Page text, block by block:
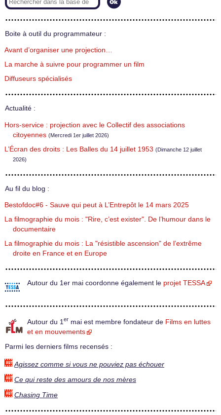
Boite à outil du programmateur :
Avant d’organiser une projection…
La marche à suivre pour programmer un film
Diffuseurs spécialisés
Actualité :
Hors-service : projection avec le Collectif des associations
citoyennes (Mercredi 1er juillet 2026)
L’Écran des droits : Les Balles du 14 juillet 1953 (Dimanche 12 juillet
2026)
Au fil du blog :
Bestofdoc#6 - Sauve qui peut à L’Entrepôt le 14 mars 2025
La filmographie du mois : "Rire, c’est exister". De l’humour dans le
documentaire
La filmographie du mois : La "résistible ascension" de l’extrême
droite en France et en Europe
Autour du 1er mai coordonne également le projet TESSA
Autour du 1 er mai est membre fondateur de Films en luttes
et en mouvements
Parmi les derniers films recensés :
Agissez comme si vous ne pouviez pas échouer
Ce qui reste des amours de nos mères
Chasing Time